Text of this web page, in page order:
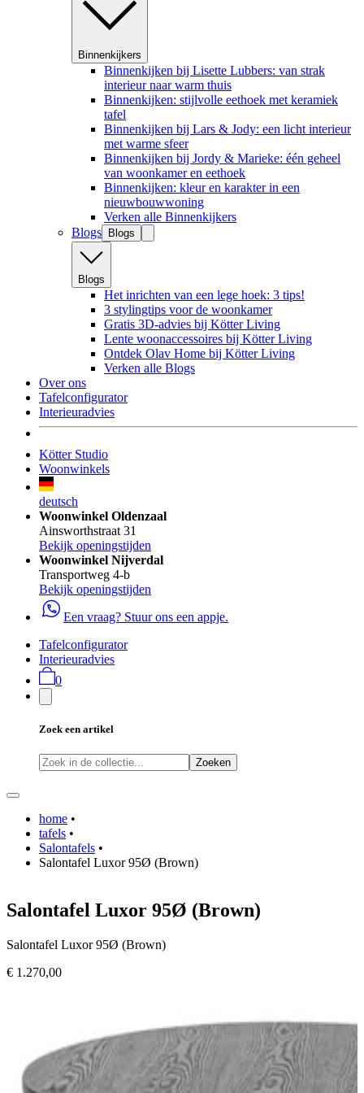
Binnenkijkers
Binnenkijken bij Lisette Lubbers: van strak
interieur naar warm thuis
Binnenkijken: stijlvolle eethoek met keramiek
tafel
Binnenkijken bij Lars & Jody: een licht interieur
met warme sfeer
Binnenkijken bij Jordy & Marieke: één geheel
van woonkamer en eethoek
Binnenkijken: kleur en karakter in een
nieuwbouwwoning
Verken alle Binnenkijkers
Blogs
Blogs
Blogs
Het inrichten van een lege hoek: 3 tips!
3 stylingtips voor de woonkamer
Gratis 3D-advies bij Kötter Living
Lente woonaccessoires bij Kötter Living
Ontdek Olav Home bij Kötter Living
Verken alle Blogs
Over ons
Tafelconfigurator
Interieuradvies
Kötter Studio
Woonwinkels
deutsch
Woonwinkel Oldenzaal
Ainsworthstraat 31
Bekijk openingstijden
Woonwinkel Nijverdal
Transportweg 4-b
Bekijk openingstijden
Een vraag? Stuur ons een appje.
Tafelconfigurator
Interieuradvies
0
Zoek een artikel
Zoeken
home •
tafels •
Salontafels •
Salontafel Luxor 95Ø (Brown)
Salontafel Luxor 95Ø (Brown)
Salontafel Luxor 95Ø (Brown)
€ 1.270,00